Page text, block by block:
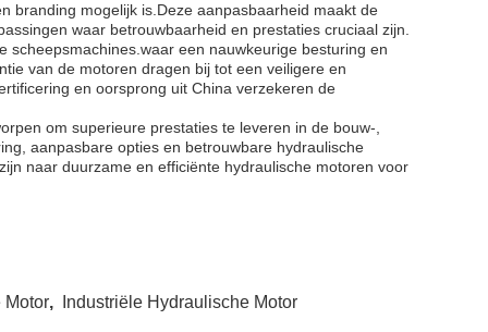
branding mogelijk is.Deze aanpasbaarheid maakt de
waar betrouwbaarheid en prestaties cruciaal zijn.
scheepsmachines.waar een nauwkeurige besturing en
van de motoren dragen bij tot een veiligere en
en oorsprong uit China verzekeren de
om superieure prestaties te leveren in de bouw-,
aanpasbare opties en betrouwbare hydraulische
naar duurzame en efficiënte hydraulische motoren voor
Motor, Industriële Hydraulische Motor